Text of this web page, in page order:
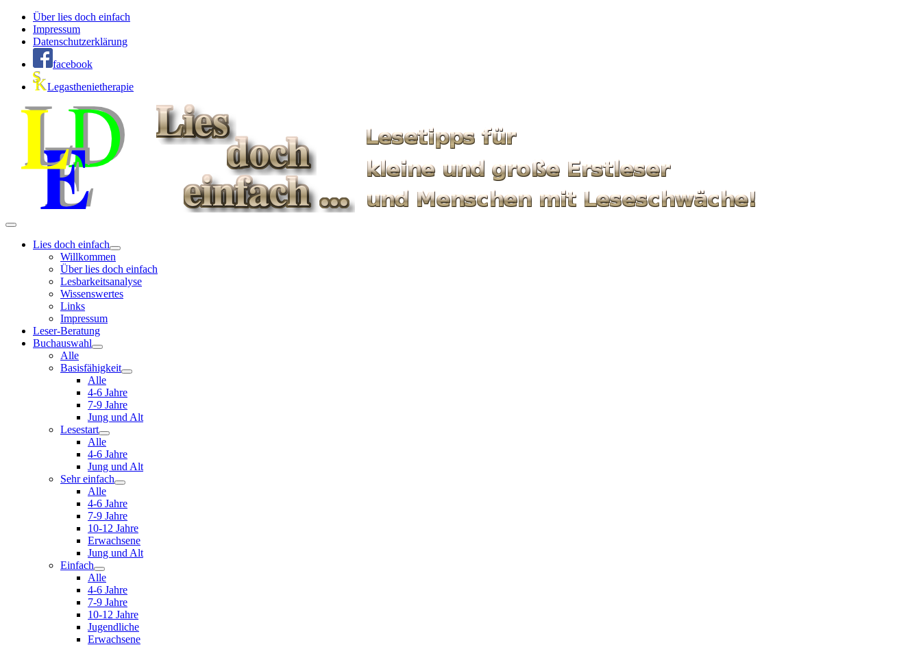
Über lies doch einfach
Impressum
Datenschutzerklärung
facebook
Legasthenietherapie
Lies doch einfach
Willkommen
Über lies doch einfach
Lesbarkeitsanalyse
Wissenswertes
Links
Impressum
Leser-Beratung
Buchauswahl
Alle
Basisfähigkeit
Alle
4-6 Jahre
7-9 Jahre
Jung und Alt
Lesestart
Alle
4-6 Jahre
Jung und Alt
Sehr einfach
Alle
4-6 Jahre
7-9 Jahre
10-12 Jahre
Erwachsene
Jung und Alt
Einfach
Alle
4-6 Jahre
7-9 Jahre
10-12 Jahre
Jugendliche
Erwachsene